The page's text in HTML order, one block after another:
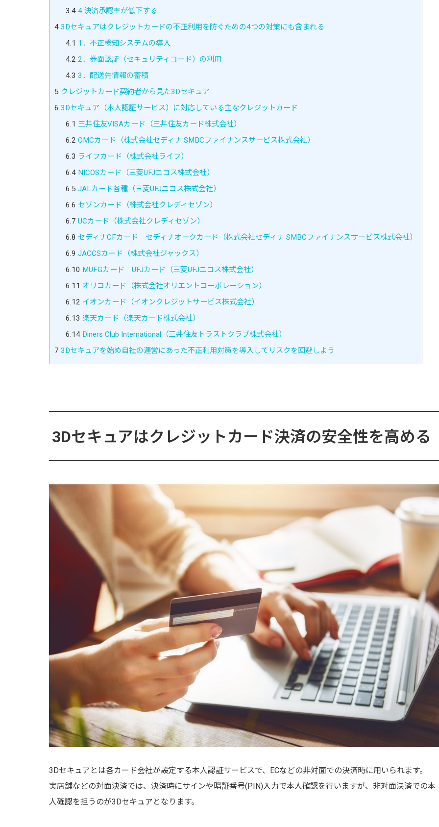
3.44.決済承認率が低下する
4 3Dセキュアはクレジットカードの不正利用を防ぐための4つの対策にも含まれる
4.1 1．不正検知システムの導入
4.2 2．券面認証（セキュリティコード）の利用
4.3 3．配送先情報の蓄積
5 クレジットカード契約者から見た3Dセキュア
6 3Dセキュア（本人認証サービス）に対応している主なクレジットカード
6.1 三井住友VISAカード（三井住友カード株式会社）
6.2 OMCカード（株式会社セディナ SMBCファイナンスサービス株式会社）
6.3 ライフカード（株式会社ライフ）
6.4NICOSカード（三菱UFJニコス株式会社）
6.5 JALカード各種（三菱UFJニコス株式会社）
6.6 セゾンカード（株式会社クレディセゾン）
6.7 UCカード（株式会社クレディセゾン）
6.8 セディナCFカード セディナオークカード（株式会社セディナ SMBCファイナンスサービス株式会社）
6.9 JACCSカード（株式会社ジャックス）
6.10 MUFGカード UFJカード（三菱UFJニコス株式会社）
6.11 オリコカード（株式会社オリエントコーポレーション）
6.12 イオンカード（イオンクレジットサービス株式会社）
6.13 楽天カード（楽天カード株式会社）
6.14Diners Club International（三井住友トラストクラブ株式会社）
7 3Dセキュアを始め自社の運営にあった不正利用対策を導入してリスクを回避しよう
3Dセキュアはクレジットカード決済の安全性を高める
3Dセキュアとは各カード会社が設定する本人認証サービスで、ECなどの非対面での決済時に用いられます。
実店舗などの対面決済では、決済時にサインや暗証番号(PIN)入力で本人確認を行いますが、非対面決済での本
人確認を担うのが3Dセキュアとなります。